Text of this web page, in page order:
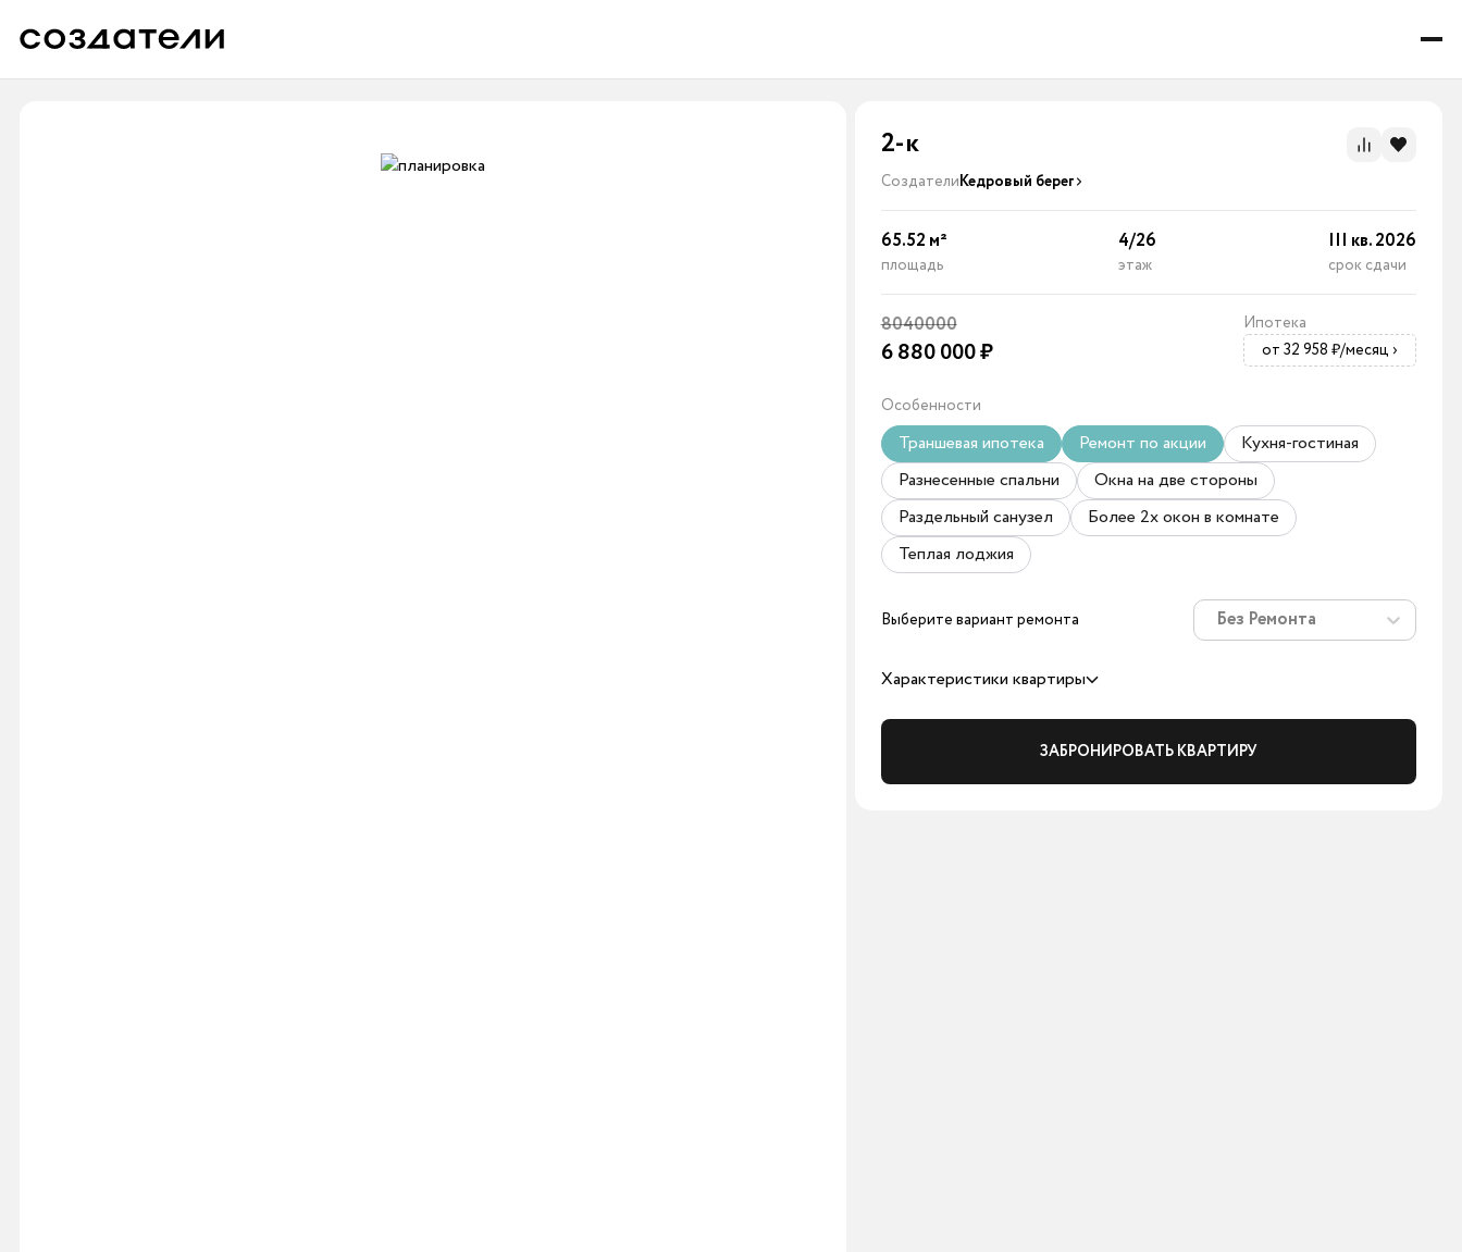
2-к
СоздателиКедровый берег
65.52 м²
площадь
4/26
этаж
III кв. 2026
срок сдачи
8040000
6 880 000₽
Ипотека
от 32 958 ₽/месяц ›
Особенности
Траншевая ипотека Ремонт по акции
Кухня-гостиная
Разнесенные спальни
Окна на две стороны
Раздельный санузел
Более 2х окон в комнате
Теплая лоджия
Выберите вариант ремонта Без Ремонта
Характеристики квартиры
ЗАБРОНИРОВАТЬ КВАРТИРУ